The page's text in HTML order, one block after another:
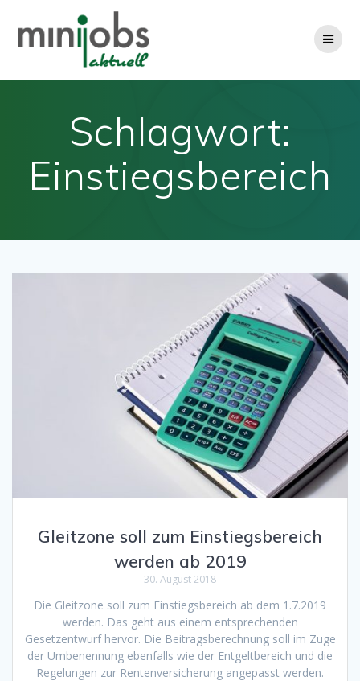
Schlagwort:
Einstiegsbereich
Gleitzone soll zum Einstiegsbereich
werden ab 2019
30. August 2018
Die Gleitzone soll zum Einstiegsbereich ab dem 1.7.2019
werden. Das geht aus einem entsprechenden
Gesetzentwurf hervor. Die Beitragsberechnung soll im Zuge
der Umbenennung ebenfalls wie der Entgeltbereich und die
Regelungen zur Rentenversicherung angepasst werden.